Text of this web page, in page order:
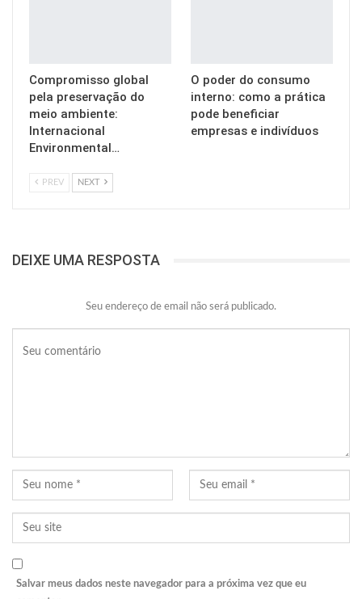
Compromisso global
pela preservação do
meio ambiente:
Internacional
Environmental…
O poder do consumo
interno: como a prática
pode beneficiar
empresas e indivíduos
PREV NEXT
DEIXE UMA RESPOSTA
Seu endereço de email não será publicado.
Salvar meus dados neste navegador para a próxima vez que eu